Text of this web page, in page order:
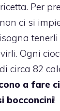
Per
non ci si
Ogni
circa 82
a fare
bocconcini!